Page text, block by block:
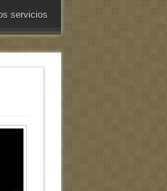
servicios